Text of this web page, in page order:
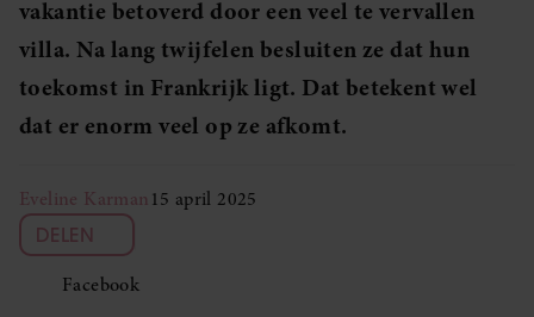
vakantie betoverd door een veel te vervallen
villa. Na lang twijfelen besluiten ze dat hun
toekomst in Frankrijk ligt. Dat betekent wel
dat er enorm veel op ze afkomt.
Eveline Karman15 april 2025
DELEN
Facebook